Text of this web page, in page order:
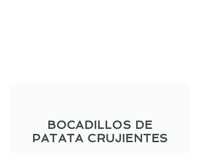
BOCADILLOS DE
PATATA CRUJIENTES